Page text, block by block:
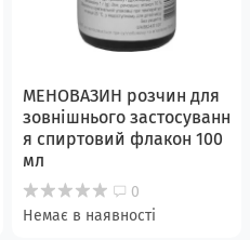
МЕНОВАЗИН розчин для
зовнішнього застосуванн
я спиртовий флакон 100
мл
0
Немає в наявності